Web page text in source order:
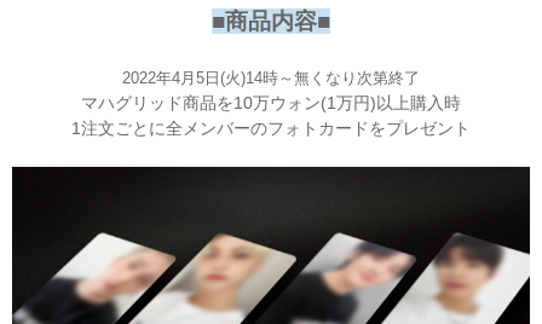
■商品内容■
2022年4月5日(火)14時～無くなり次第終了
マハグリッド商品を10万ウォン(1万円)以上購入時
1注文ごとに全メンバーのフォトカードをプレゼント